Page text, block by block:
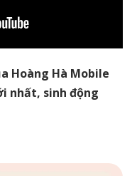
Hoàng Hà Mobile
nhất, sinh động